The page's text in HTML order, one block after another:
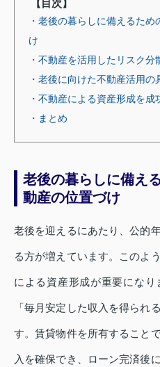
【目次】
・老後の暮らしに備えるた
け
・不動産を活用したリスク分
・老後に向けた不動産活用
・不動産による資産形成を
・まとめ
老後の暮らしに備え
動産の位置づけ
老後を迎えるにあたり、公的
る方が増えています。このよ
による資産形成が重要にな
「毎月安定した収入を得られ
す。賃貸物件を所有すること
入を確保でき、ローン完済後